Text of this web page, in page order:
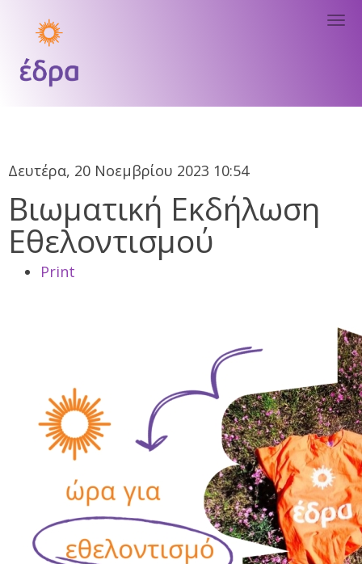
Δευτέρα, 20 Νοεμβρίου 2023 10:54
Βιωματική Εκδήλωση
Εθελοντισμού
Print